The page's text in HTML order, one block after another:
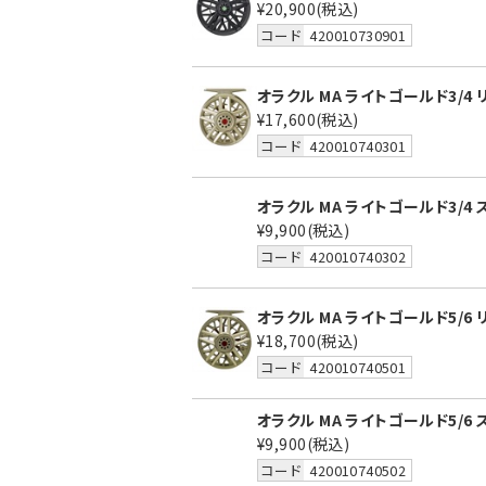
¥20,900(税込)
コード 420010730901
オラクル MA ライトゴールド3/4
¥17,600(税込)
コード 420010740301
オラクル MA ライトゴールド3/4
¥9,900(税込)
コード 420010740302
オラクル MA ライトゴールド5/6
¥18,700(税込)
コード 420010740501
オラクル MA ライトゴールド5/6
¥9,900(税込)
コード 420010740502